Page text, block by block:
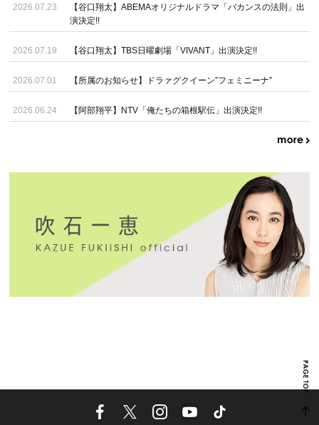
2026.07.23
【谷口翔太】ABEMAオリジナルドラマ「バカンスの法則」出
演決定!!
2026.07.19 【谷口翔太】TBS日曜劇場「VIVANT」出演決定!!
2026.07.01 【所属のお知らせ】ドラァグクイーン”フェミニーナ”
2026.06.24 【阿部翔平】NTV「俺たちの箱根駅伝」出演決定!!